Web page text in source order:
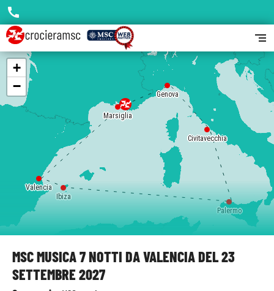
MSC MUSICA 7 NOTTI DA VALENCIA DEL 23
SETTEMBRE 2027
Valencia
Marsiglia
Genova
Civitavecchia
Palermo
Ibiza
+
−
call
segment